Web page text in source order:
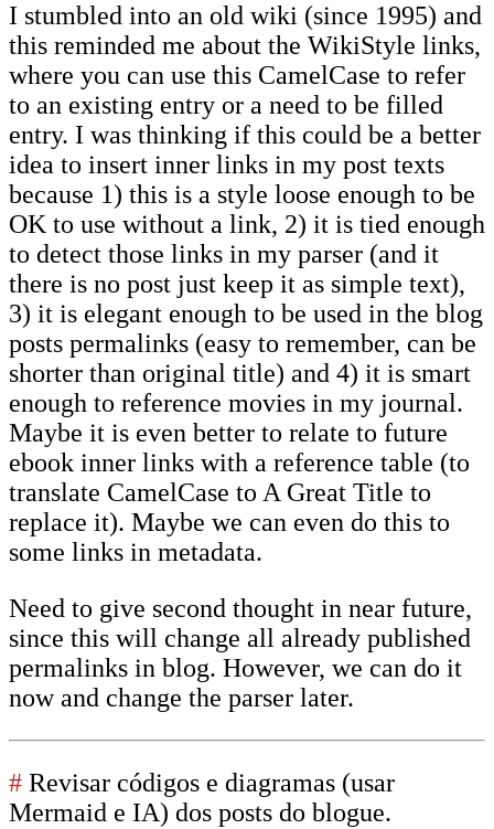
I stumbled into an old wiki (since 1995) and
this reminded me about the WikiStyle links,
where you can use this CamelCase to refer
to an existing entry or a need to be filled
entry. I was thinking if this could be a better
idea to insert inner links in my post texts
because 1) this is a style loose enough to be
OK to use without a link, 2) it is tied enough
to detect those links in my parser (and it
there is no post just keep it as simple text),
3) it is elegant enough to be used in the blog
posts permalinks (easy to remember, can be
shorter than original title) and 4) it is smart
enough to reference movies in my journal.
Maybe it is even better to relate to future
ebook inner links with a reference table (to
translate CamelCase to A Great Title to
replace it). Maybe we can even do this to
some links in metadata.
Need to give second thought in near future,
since this will change all already published
permalinks in blog. However, we can do it
now and change the parser later.
# Revisar códigos e diagramas (usar
Mermaid e IA) dos posts do blogue.